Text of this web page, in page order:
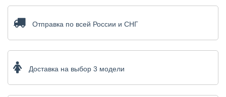
Отправка по всей России и СНГ
Доставка на выбор 3 модели